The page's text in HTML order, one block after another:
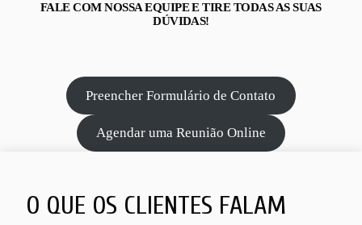
FALE COM NOSSA EQUIPE E TIRE TODAS AS SUAS
DÚVIDAS!
Preencher Formulário de Contato
Agendar uma Reunião Online
O QUE OS CLIENTES FALAM